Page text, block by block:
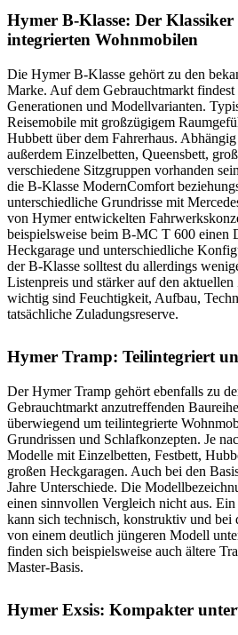
Hymer B-Klasse: Der
integrierten Wohnmobilen
Die Hymer B-Klasse gehört zu den
Marke. Auf dem Gebrauchtmarkt findest
Generationen und Modellvarianten.
Reisemobile mit großzügigem
Hubbett über dem Fahrerhaus.
außerdem Einzelbetten, Queensbett,
verschiedene Sitzgruppen vorhanden
die B-Klasse ModernComfort
unterschiedliche Grundrisse mit
von Hymer entwickelten
beispielsweise beim B-MC T 600 einen
Heckgarage und unterschiedliche
der B-Klasse solltest du allerdings
Listenpreis und stärker auf den aktuellen
wichtig sind Feuchtigkeit, Aufbau,
tatsächliche Zuladungsreserve.
Hymer Tramp: Teilintegriert
Der Hymer Tramp gehört ebenfalls zu
Gebrauchtmarkt anzutreffenden
überwiegend um teilintegrierte
Grundrissen und Schlafkonzepten. Je
Modelle mit Einzelbetten, Festbett,
großen Heckgaragen. Auch bei den
Jahre Unterschiede. Die
einen sinnvollen Vergleich nicht aus.
kann sich technisch, konstruktiv und bei
von einem deutlich jüngeren Modell
finden sich beispielsweise auch ältere
Master-Basis.
Hymer Exsis: Kompakter